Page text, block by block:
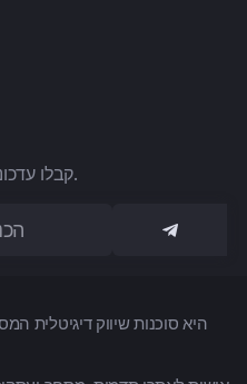
קבלו עדכונים על המתרחש בעולם הדיגיטלי.